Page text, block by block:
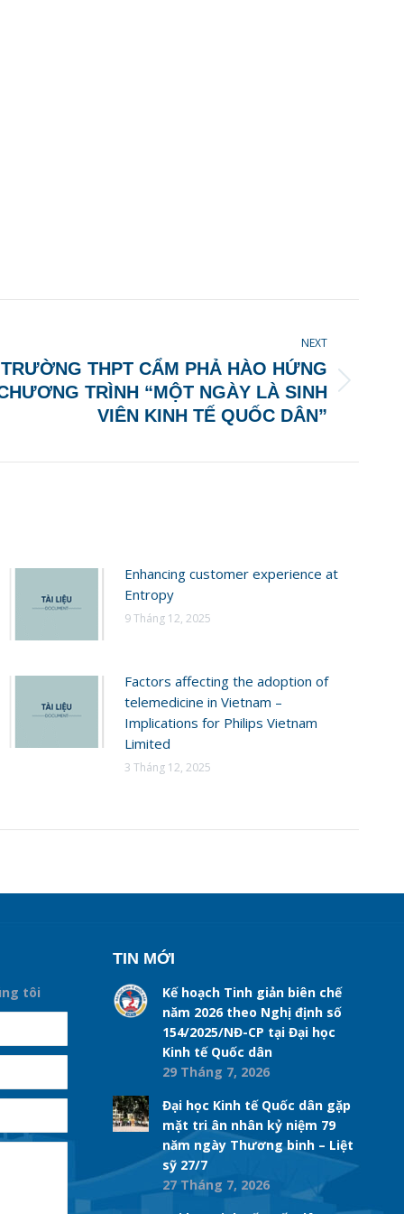
NEXT
THPT CẨM PHẢ HÀO HỨNG
TRÌNH “MỘT NGÀY LÀ SINH
VIÊN KINH TẾ QUỐC DÂN”
Enhancing customer experience at
Entropy
9 Tháng 12, 2025
Factors affecting the adoption of
telemedicine in Vietnam –
Implications for Philips Vietnam
Limited
3 Tháng 12, 2025
tôi
TIN MỚI
Kế hoạch Tinh giản biên chế
năm 2026 theo Nghị định số
154/2025/NĐ-CP tại Đại học
Kinh tế Quốc dân
29 Tháng 7, 2026
Đại học Kinh tế Quốc dân gặp
mặt tri ân nhân kỷ niệm 79
năm ngày Thương binh – Liệt
sỹ 27/7
27 Tháng 7, 2026